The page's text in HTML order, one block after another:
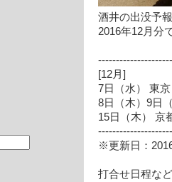
酒井の出没予
2016年12月分
[12月]
7日（水） 東
8日（木）9日
15日（木） 京
※更新日：
打合せ日程な